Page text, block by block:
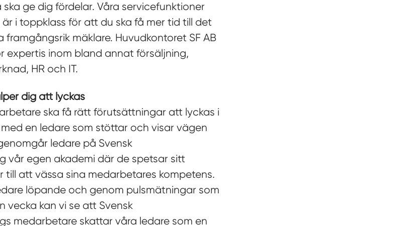
ge dig fördelar. Våra servicefunktioner
i toppklass för att du ska få mer tid till det
mäklare. Huvudkontoret SF AB
expertis inom bland annat försäljning,
HR och IT.
dig att lyckas
ska få rätt förutsättningar att lyckas i
en ledare som stöttar och visar vägen
ledare på Svensk
vår egen akademi där de spetsar sitt
till att vässa sina medarbetares kompetens.
löpande och genom pulsmätningar som
vecka kan vi se att Svensk
medarbetare skattar våra ledare som en